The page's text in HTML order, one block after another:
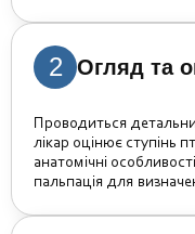
2 Огляд та
Проводиться
лікар оцінює ступінь
анатомічні
пальпація для